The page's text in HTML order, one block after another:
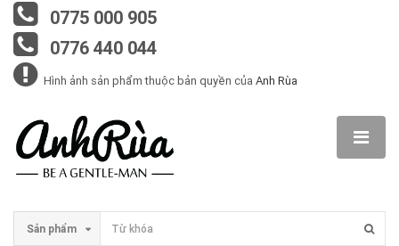
0775 000 905
0776 440 044
Hình ảnh sản phẩm thuộc bản quyền của Anh Rùa
Sản phẩm